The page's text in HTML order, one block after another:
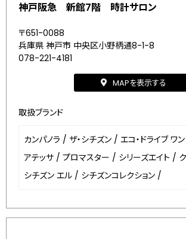
神戸阪急 新館7階 時計サロン
〒651-0088
兵庫県 神戸市 中央区小野柄通8-1-8
078-221-4181
MAPを表示する
取扱ブランド
カンパノラ / ザ・シチズン / エコ・ドライブ ワン
アテッサ / プロマスター / シリーズエイト /
シチズン エル / シチズンコレクション /